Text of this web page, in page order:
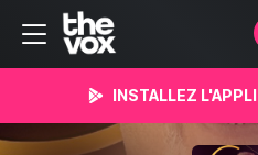
INSTALLEZ L'APPLI